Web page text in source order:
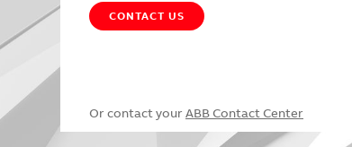
CONTACT US
Or contact your ABB Contact Center